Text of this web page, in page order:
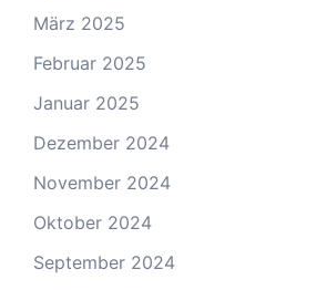
März 2025
Februar 2025
Januar 2025
Dezember 2024
November 2024
Oktober 2024
September 2024